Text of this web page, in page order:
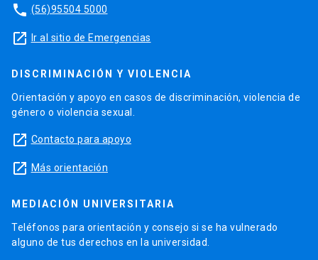
phone (56)95504 5000
launch Ir al sitio de Emergencias
DISCRIMINACIÓN Y VIOLENCIA
Orientación y apoyo en casos de discriminación, violencia de
género o violencia sexual.
launch Contacto para apoyo
launch Más orientación
MEDIACIÓN UNIVERSITARIA
Teléfonos para orientación y consejo si se ha vulnerado
alguno de tus derechos en la universidad.